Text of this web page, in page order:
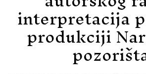
interpretacija
produkciji